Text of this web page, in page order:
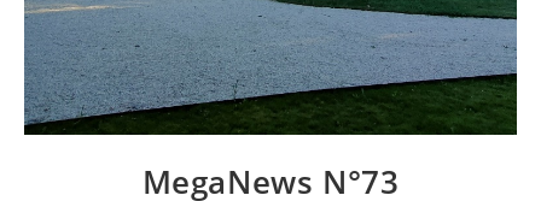
MegaNews N°73